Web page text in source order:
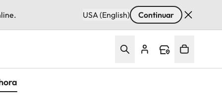
USA (English) Continuar